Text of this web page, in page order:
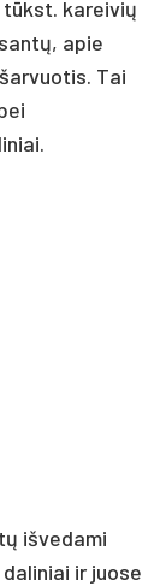
kareivių
apie
Tai
išvedami
ir juose